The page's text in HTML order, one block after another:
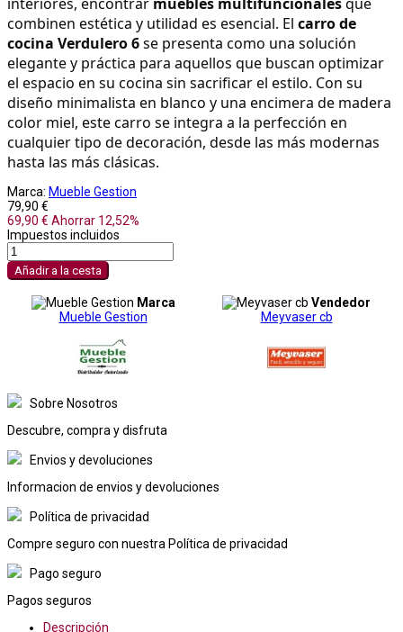
combinen estética y utilidad es esencial. El carro de
cocina Verdulero 6 se presenta como una solución
elegante y práctica para aquellos que buscan optimizar
el espacio en su cocina sin sacrificar el estilo. Con su
diseño minimalista en blanco y una encimera de madera
color miel, este carro se integra a la perfección en
cualquier tipo de decoración, desde las más modernas
hasta las más clásicas.
Marca: Mueble Gestion
79,90 €
69,90 € Ahorrar 12,52%
Impuestos incluidos
Añadir a la cesta
Marca
Mueble Gestion
Vendedor
Meyvaser cb
Sobre Nosotros
Descubre, compra y disfruta
Envios y devoluciones
Informacion de envios y devoluciones
Política de privacidad
Compre seguro con nuestra Política de privacidad
Pago seguro
Pagos seguros
Descripción